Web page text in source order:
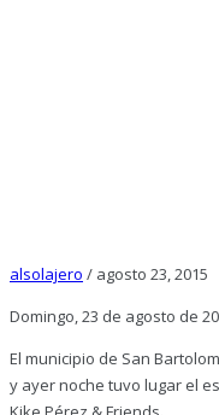
alsolajero / agosto 23, 2015
Domingo, 23 de agosto de
El municipio de San
y ayer noche tuvo lugar el